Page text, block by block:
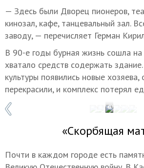
— Здесь были Дворец пионеров,
кинозал, кафе, танцевальный зал.
заводу, — перечисляет Герман
В 90-е годы бурная жизнь сошла на
хватало средств содержать
культуры появились новые хозяева,
перекрасили, и комплекс потерял
Фото:
1 / 6
«Скорбящая
Почти в каждом городе есть